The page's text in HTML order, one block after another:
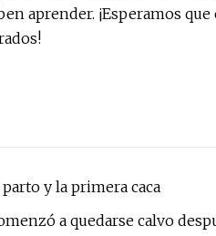
aprender. ¡Esperamos
y la primera caca
a quedarse calvo